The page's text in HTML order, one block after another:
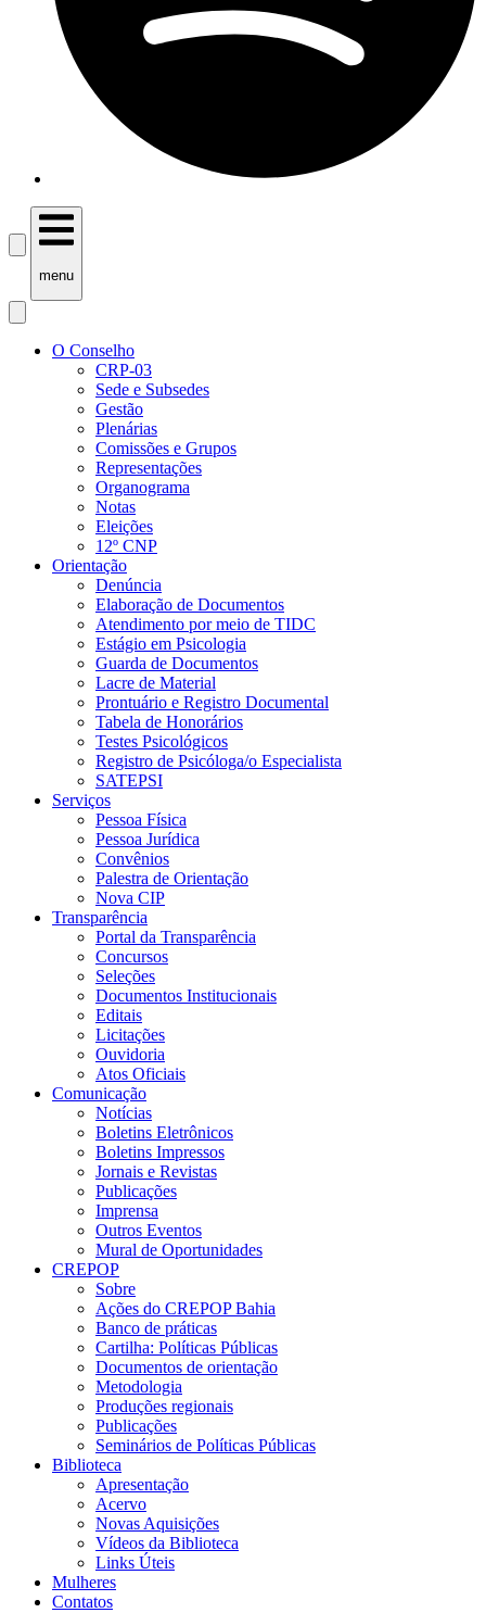
menu
O Conselho
CRP-03
Sede e Subsedes
Gestão
Plenárias
Comissões e Grupos
Representações
Organograma
Notas
Eleições
12º CNP
Orientação
Denúncia
Elaboração de Documentos
Atendimento por meio de TIDC
Estágio em Psicologia
Guarda de Documentos
Lacre de Material
Prontuário e Registro Documental
Tabela de Honorários
Testes Psicológicos
Registro de Psicóloga/o Especialista
SATEPSI
Serviços
Pessoa Física
Pessoa Jurídica
Convênios
Palestra de Orientação
Nova CIP
Transparência
Portal da Transparência
Concursos
Seleções
Documentos Institucionais
Editais
Licitações
Ouvidoria
Atos Oficiais
Comunicação
Notícias
Boletins Eletrônicos
Boletins Impressos
Jornais e Revistas
Publicações
Imprensa
Outros Eventos
Mural de Oportunidades
CREPOP
Sobre
Ações do CREPOP Bahia
Banco de práticas
Cartilha: Políticas Públicas
Documentos de orientação
Metodologia
Produções regionais
Publicações
Seminários de Políticas Públicas
Biblioteca
Apresentação
Acervo
Novas Aquisições
Vídeos da Biblioteca
Links Úteis
Mulheres
Contatos